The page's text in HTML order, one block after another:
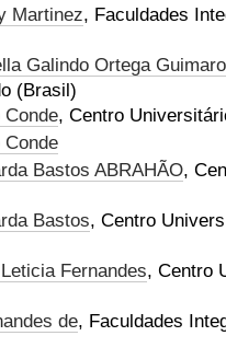
Martinez, Faculdades
Galindo Ortega Guimaro
(Brasil)
, Centro
Bastos ABRAHÃO,
Bastos, Centro
Fernandes, Centro
de, Faculdades